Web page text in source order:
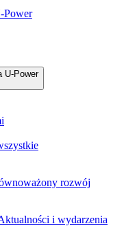
Power
U-Power
rozwój
i wydarzenia